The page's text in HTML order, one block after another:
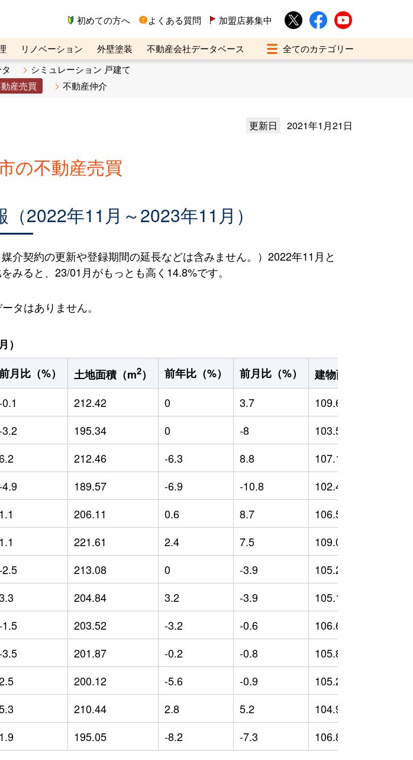
初めての方へ よくある質問 加盟店募集中
リノベーション 外壁塗装
不動産会社データベース
不動産売却ご相談デスク
シミュレーション 戸建て
産売買 不動産仲介
更新日 2021年1月21日
の不動産売買
2022年11月～2023年11月）
介契約の更新や登録期間の延長などは含みません。）2022年11月と
みると、23/01月がもっとも高く14.8%です。
タはありません。
月比（%） 土地面積（m2） 前年比（%） 前月比（%） 建物面積（m
212.42 0 3.7 109.63
195.34 0 -8 103.54
212.46 -6.3 8.8 107.16
189.57 -6.9 -10.8 102.47
1.1 206.11 0.6 8.7 106.55
1.1 221.61 2.4 7.5 109.06
213.08 0 -3.9 105.28
204.84 3.2 -3.9 105.13
203.52 -3.2 -0.6 106.66
201.87 -0.2 -0.8 105.85
200.12 -5.6 -0.9 105.27
210.44 2.8 5.2 104.99
1.9 195.05 -8.2 -7.3 106.81